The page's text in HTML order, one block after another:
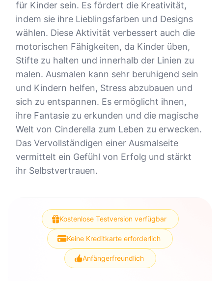
für Kinder sein. Es fördert die Kreativität,
indem sie ihre Lieblingsfarben und Designs
wählen. Diese Aktivität verbessert auch die
motorischen Fähigkeiten, da Kinder üben,
Stifte zu halten und innerhalb der Linien zu
malen. Ausmalen kann sehr beruhigend sein
und Kindern helfen, Stress abzubauen und
sich zu entspannen. Es ermöglicht ihnen,
ihre Fantasie zu erkunden und die magische
Welt von Cinderella zum Leben zu erwecken.
Das Vervollständigen einer Ausmalseite
vermittelt ein Gefühl von Erfolg und stärkt
ihr Selbstvertrauen.
Kostenlose Testversion verfügbar
Keine Kreditkarte erforderlich
Anfängerfreundlich